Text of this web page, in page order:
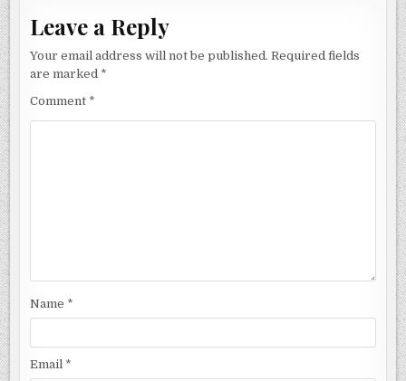
Leave a Reply
Your email address will not be published. Required fields
are marked *
Comment *
Name *
Email *